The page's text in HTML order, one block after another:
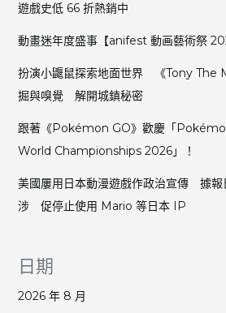
遊戲史低 66 折熱銷中
動畫迷年度盛事【anifest 動画藝術祭
扮演小鼴鼠探索地面世界 《Tony The
掘與嗅覺 解開城鎮秘密
跟著《Pokémon GO》歡慶「
World Championships 2026」！
美國屢用日本動漫遊戲作政治宣傳 據報
涉 促停止使用 Mario 等日本 IP
日期
2026 年 8 月